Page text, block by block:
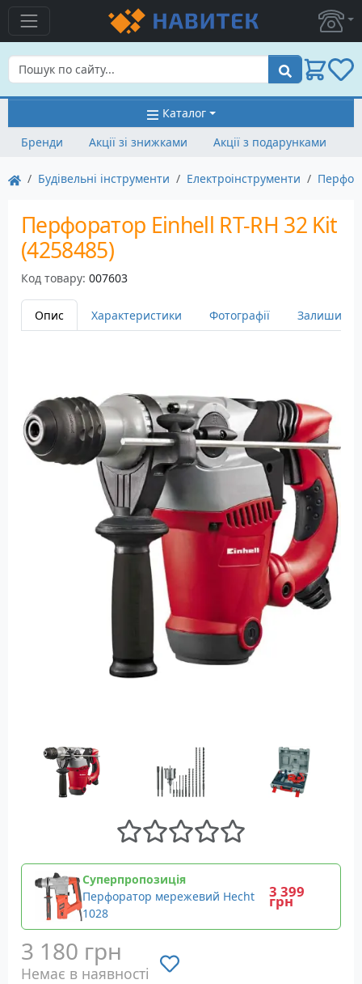
Пошук
Каталог
Бренди
Акції зі знижками Акції з подарунками
Будівельні інструменти Електроінструменти
Перфоратор Einhell RT-RH 32 Kit
(4258485)
Код товару: 007603
Опис Характеристики Фотографії Залишити
Суперпропозиція
Перфоратор мережевий Hecht
1028
3 399
грн
3 180 грн
Немає в наявності